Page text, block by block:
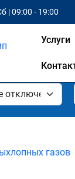
| 09:00 - 19:00
Услуги
газов